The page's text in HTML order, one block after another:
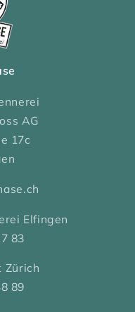
AG
17c
Elfingen
83
Zürich
89